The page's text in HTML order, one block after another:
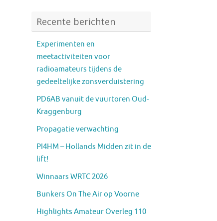
Recente berichten
Experimenten en
meetactiviteiten voor
radioamateurs tijdens de
gedeeltelijke zonsverduistering
PD6AB vanuit de vuurtoren Oud-
Kraggenburg
Propagatie verwachting
PI4HM – Hollands Midden zit in de
lift!
Winnaars WRTC 2026
Bunkers On The Air op Voorne
Highlights Amateur Overleg 110